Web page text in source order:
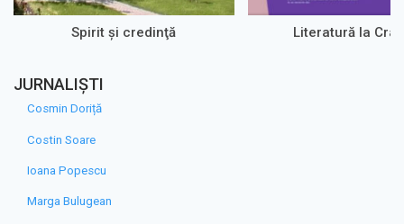
Spirit şi credinţă Literatură la
JURNALIȘTI
Cosmin Doriță
Costin Soare
Ioana Popescu
Marga Bulugean